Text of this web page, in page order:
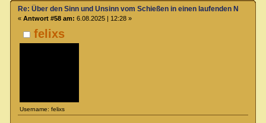
felixs
Username: felixs
Re: Über den Sinn und Unsinn vom Schießen in einen laufenden
« Antwort #58 am: 6.08.2025 | 12:28 »